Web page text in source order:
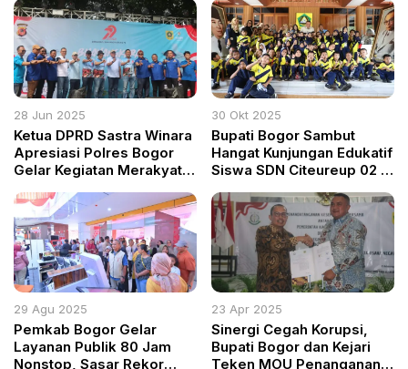
28 Jun 2025
Ketua DPRD Sastra Winara
Apresiasi Polres Bogor
Gelar Kegiatan Merakyat
30 Okt 2025
Bupati Bogor Sambut
Hangat Kunjungan Edukatif
Siswa SDN Citeureup 02 di
29 Agu 2025
Pemkab Bogor Gelar
Layanan Publik 80 Jam
Nonstop, Sasar Rekor
23 Apr 2025
Sinergi Cegah Korupsi,
Bupati Bogor dan Kejari
Teken MOU Penanganan